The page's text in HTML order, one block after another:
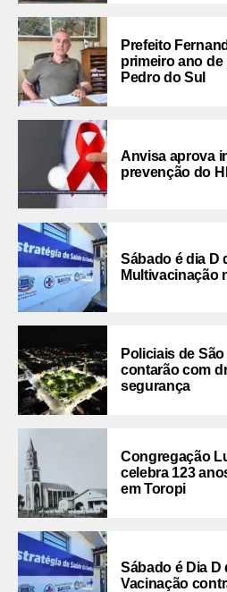
Prefeito
primeiro ano de
Pedro do Sul
Anvisa aprova
prevenção do
Sábado é dia D
Multivacinação
Policiais de
contarão com
segurança
Congregação
celebra 123
em Toropi
Sábado é Dia D
Vacinação